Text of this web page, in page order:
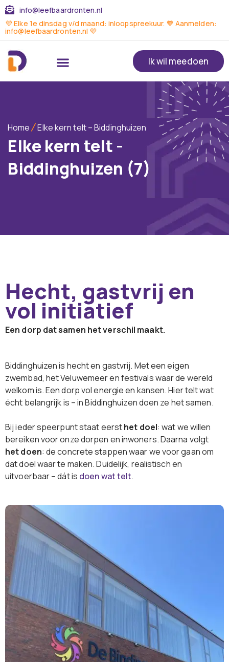
info@leefbaardronten.nl
💜 Elke 1e dinsdag v/d maand: inloopspreekuur. 🧡 Aanmelden:
info@leefbaardronten.nl 💜
Ik wil meedoen
Home Elke kern telt – Biddinghuizen
Elke kern telt -
Biddinghuizen (7)
Hecht, gastvrij en
vol initiatief
Een dorp dat samen het verschil maakt.
Biddinghuizen is hecht en gastvrij. Met een eigen
zwembad, het Veluwemeer en festivals waar de wereld
welkom is. Een dorp vol energie en kansen. Hier telt wat
écht belangrijk is – in Biddinghuizen doen ze het samen.
Bij ieder speerpunt staat eersthet doel: wat we willen
bereiken voor onze dorpen en inwoners. Daarna volgt
het doen: de concrete stappen waar we voor gaan om
dat doel waar te maken. Duidelijk, realistisch en
uitvoerbaar – dát is doen wat telt.